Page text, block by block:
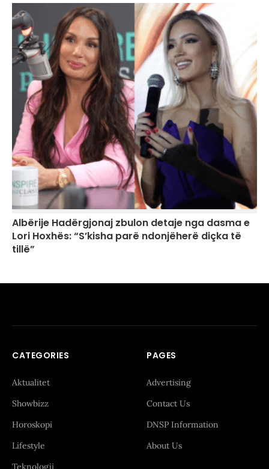
Albërije Hadërgjonaj zbulon detaje nga dasma e
Lori Hoxhës: “S’kisha parë ndonjëherë diçka të
tillë”
CATEGORIES
Aktualitet
Showbizz
Horoskopi
Lifestyle
Teknologji
PAGES
Advertising
Contact Us
DNSP Information
About Us